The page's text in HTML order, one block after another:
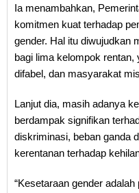
Ia menambahkan,
komitmen kuat terhadap
gender. Hal itu diwujudkan
bagi lima kelompok rentan,
difabel, dan masyarakat
Lanjut dia, masih adanya
berdampak signifikan
diskriminasi, beban ganda
kerentanan terhadap
“Kesetaraan gender